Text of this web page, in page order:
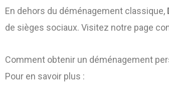
En dehors du déménagement classique,
de sièges sociaux. Visitez notre page
Comment obtenir un déménagement
Pour en savoir plus :